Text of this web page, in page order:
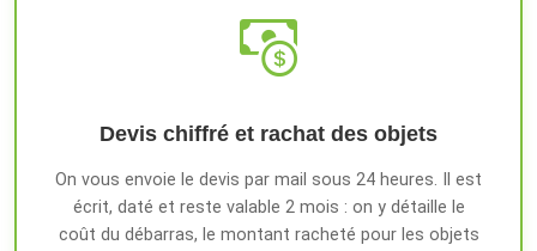
Devis chiffré et rachat des objets
On vous envoie le devis par mail sous 24 heures. Il est
écrit, daté et reste valable 2 mois : on y détaille le
coût du débarras, le montant racheté pour les objets